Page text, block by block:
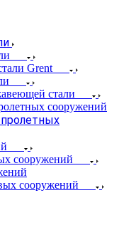
Grent
стали
сооружений
сооружений